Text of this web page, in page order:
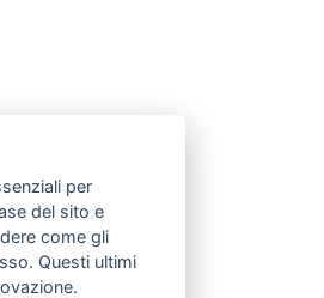
per
del sito e
come gli
Questi ultimi